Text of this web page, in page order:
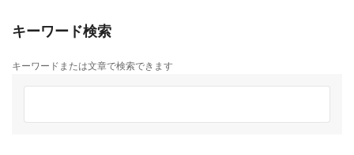
キーワード検索
キーワードまたは文章で検索できます